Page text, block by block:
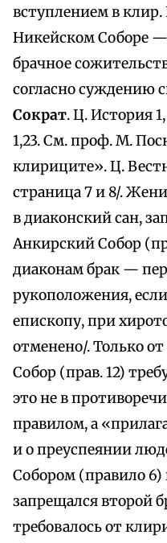
вступлением в
Никейском Соборе
брачное
согласно суждению
Сократ. Ц. История 1,
1,23. См. проф. М.
клириците». Ц.
страница 7 и 8/.
в диаконский сан,
Анкирский Собор
диаконам брак —
рукоположения,
епископу, при
отменено/. Только
Собор (прав. 12)
это не в
правилом, а
и о преуспеянии
Собором (правило
запрещался второй
требовалось от